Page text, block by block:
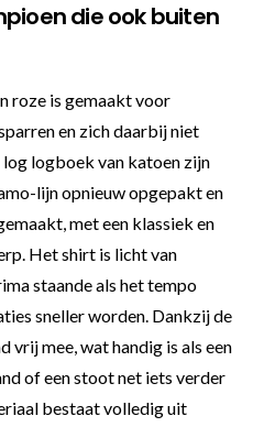
die ook buiten
roze is gemaakt voor
en zich daarbij niet
log logboek van katoen zijn
lijn opnieuw opgepakt en
met een klassiek en
Het shirt is licht van
staande als het tempo
sneller worden. Dankzij de
vrij mee, wat handig is als een
of een stoot net iets verder
bestaat volledig uit